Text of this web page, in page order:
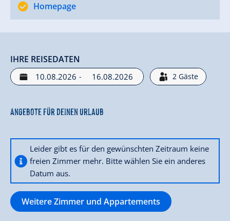
Homepage
IHRE REISEDATEN
- 2 Gäste
Angebote für deinen Urlaub
Leider gibt es für den gewünschten Zeitraum keine
freien Zimmer mehr. Bitte wählen Sie ein anderes
Datum aus.
Weitere Zimmer und Appartements